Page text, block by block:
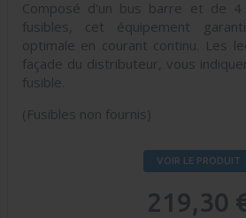
Composé d'un bus barre et de 4
fusibles, cet équipement
optimale en courant continu. Les
façade du distributeur, vous
fusible.
(Fusibles non fournis)
VOIR LE PRODUIT
219,30